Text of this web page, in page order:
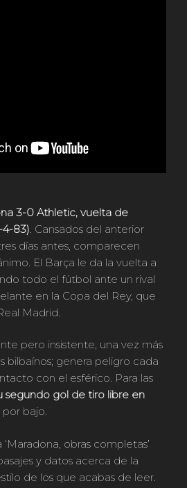
3-0 Athletic, vuelta de
4-83) . Cansados del anterior
días antes, comparecen
El Barça le da la vuelta a
todo el fútbol ante un rival
en la Copa del Rey, que
Madrid.
pero insistente, una vez más
bilbaínos; genera peligro cada
con el esférico. Para las
segundo gol de tiro libre en
por bajo.
obras completas’
y datos acerca de la
de los que acabas de leer.